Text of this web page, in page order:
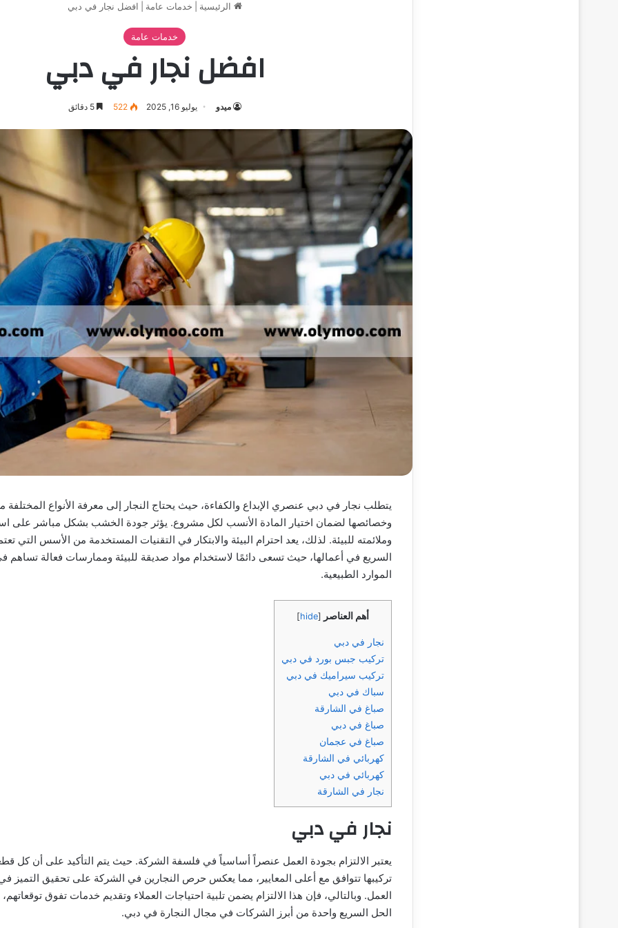
الرئيسية خدمات عامة افضل نجار في دبي
خدمات عامة
افضل نجار في دبي
ميدو يوليو 16, 2025 522 5 دقائق
يتطلب نجار في دبي عنصري الإبداع والكفاءة، حيث يحتاج النجار إلى معرفة الأنواع
وخصائصها لضمان اختيار المادة الأنسب لكل مشروع. يؤثر جودة الخشب بشكل مباشر على
وملائمته للبيئة. لذلك، يعد احترام البيئة والابتكار في التقنيات المستخدمة من الأسس التي
السريع في أعمالها، حيث تسعى دائمًا لاستخدام مواد صديقة للبيئة وممارسات فعالة
الموارد الطبيعية.
أهم العناصر [
hide
]
نجار في دبي
تركيب جبس بورد في دبي
تركيب سيراميك في دبي
سباك في دبي
صباغ في الشارقة
صباغ في دبي
صباغ في عجمان
كهربائي في الشارقة
كهربائي في دبي
نجار في الشارقة
نجار في دبي
يعتبر الالتزام بجودة العمل عنصراً أساسياً في فلسفة الشركة. حيث يتم التأكيد على أن كل
تركيبها تتوافق مع أعلى المعايير، مما يعكس حرص النجارين في الشركة على تحقيق التميز
العمل. وبالتالي، فإن هذا الالتزام يضمن تلبية احتياجات العملاء وتقديم خدمات تفوق
الحل السريع واحدة من أبرز الشركات في مجال النجارة في دبي.